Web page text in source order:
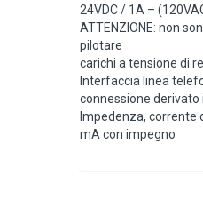
24VDC / 1A –
ATTENZIONE: non
pilotare
carichi a tensione di
Interfaccia linea
connessione derivato
Impedenza, corrente
mA con impegno